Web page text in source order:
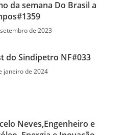
da semana Do Brasil a
de 2023
do Sindipetro NF#033
janeiro de 2024
Neves,Engenheiro e